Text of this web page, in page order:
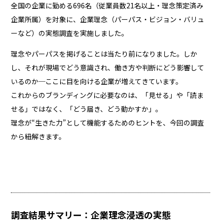
全国の企業に勤める696名（従業員数21名以上・理念策定済み
企業所属）を対象に、企業理念（パーパス・ビジョン・バリュ
ーなど）の実態調査を実施しました。
理念やパーパスを掲げることは当たり前になりました。しか
し、それが現場でどう意識され、働き方や判断にどう影響して
いるのか─ここに目を向ける企業が増えてきています。
これからのブランディングに必要なのは、「見せる」や「読ま
せる」ではなく、「どう届き、どう動かすか」。
理念が“生きた力”として機能するためのヒントを、今回の調査
から紐解きます。
調査結果サマリー：企業理念浸透の実態